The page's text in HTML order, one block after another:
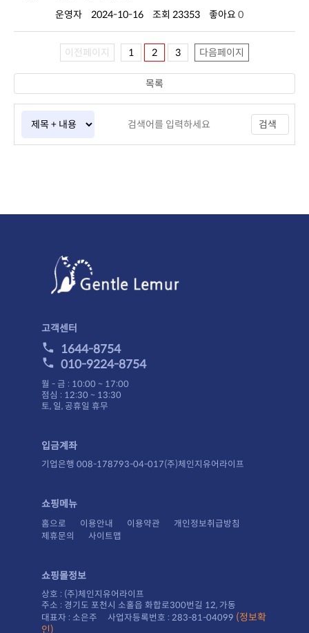
운영자
2024-10-16 조회 23353 좋아요 0
이전페이지 1 2 3 다음페이지
검색
목록
고객센터
1644-8754
010-9224-8754
월 - 금 : 10:00 ~ 17:00
점심 : 12:30 ~ 13:30
토, 일, 공휴일 휴무
입금계좌
기업은행 008-178793-04-017(주)체인지유어라이프
쇼핑메뉴
홈으로 이용안내 이용약관
개인정보취급방침
제휴문의
사이트맵
쇼핑몰정보
상호 : (주)체인지유어라이프
주소 : 경기도 포천시 소홀읍 화합로300번길 12, 가동
대표자 : 소은주 사업자등록번호 : 283-81-04099
인)